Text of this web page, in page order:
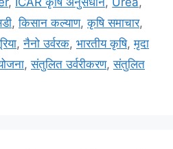
,किसान कल्याण,कृषि समाचार,
,नैनो उर्वरक, भारतीय कृषि,मृदा
,संतुलित उर्वरीकरण,संतुलित